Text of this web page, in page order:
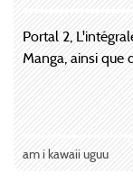
Portal 2,
Manga, ainsi que
am i kawaii uguu